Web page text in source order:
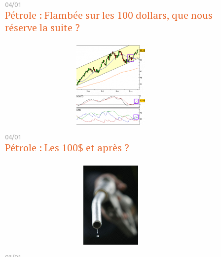
04/01
Pétrole : Flambée sur les 100 dollars, que nous
réserve la suite ?
04/01
Pétrole : Les 100$ et après ?